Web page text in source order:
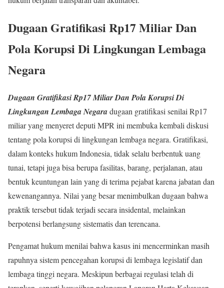
Dugaan Gratifikasi Rp17 Miliar Dan
Pola Korupsi Di Lingkungan Lembaga
Negara
Dugaan Gratifikasi Rp17 Miliar Dan Pola Korupsi Di
Lingkungan Lembaga Negaradugaan gratifikasi senilai Rp17
miliar yang menyeret deputi MPR ini membuka kembali diskusi
tentang pola korupsi di lingkungan lembaga negara. Gratifikasi,
dalam konteks hukum Indonesia, tidak selalu berbentuk uang
tunai, tetapi juga bisa berupa fasilitas, barang, perjalanan, atau
bentuk keuntungan lain yang di terima pejabat karena jabatan dan
kewenangannya. Nilai yang besar menimbulkan dugaan bahwa
praktik tersebut tidak terjadi secara insidental, melainkan
berpotensi berlangsung sistematis dan terencana.
Pengamat hukum menilai bahwa kasus ini mencerminkan masih
rapuhnya sistem pencegahan korupsi di lembaga legislatif dan
lembaga tinggi negara. Meskipun berbagai regulasi telah di